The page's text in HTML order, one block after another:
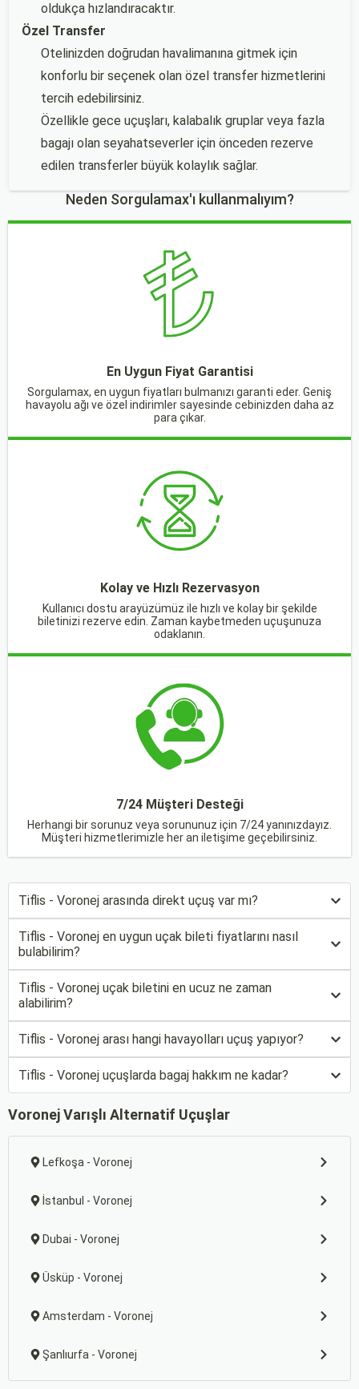
oldukça hızlandıracaktır.
Özel Transfer
Otelinizden doğrudan havalimanına gitmek için
konforlu bir seçenek olan özel transfer hizmetlerini
tercih edebilirsiniz.
Özellikle gece uçuşları, kalabalık gruplar veya fazla
bagajı olan seyahatseverler için önceden rezerve
edilen transferler büyük kolaylık sağlar.
Neden Sorgulamax'ı kullanmalıyım?
En Uygun Fiyat Garantisi
Sorgulamax, en uygun fiyatları bulmanızı garanti eder. Geniş
havayolu ağı ve özel indirimler sayesinde cebinizden daha az
para çıkar.
Kolay ve Hızlı Rezervasyon
Kullanıcı dostu arayüzümüz ile hızlı ve kolay bir şekilde
biletinizi rezerve edin. Zaman kaybetmeden uçuşunuza
odaklanın.
7/24 Müşteri Desteği
Herhangi bir sorunuz veya sorununuz için 7/24 yanınızdayız.
Müşteri hizmetlerimizle her an iletişime geçebilirsiniz.
Tiflis - Voronej arasında direkt uçuş var mı?
Tiflis - Voronej en uygun uçak bileti fiyatlarını nasıl
bulabilirim?
Tiflis - Voronej uçak biletini en ucuz ne zaman
alabilirim?
Tiflis - Voronej arası hangi havayolları uçuş yapıyor?
Tiflis - Voronej uçuşlarda bagaj hakkım ne kadar?
Voronej Varışlı Alternatif Uçuşlar
Lefkoşa - Voronej
İstanbul - Voronej
Dubai - Voronej
Üsküp - Voronej
Amsterdam - Voronej
Şanlıurfa - Voronej